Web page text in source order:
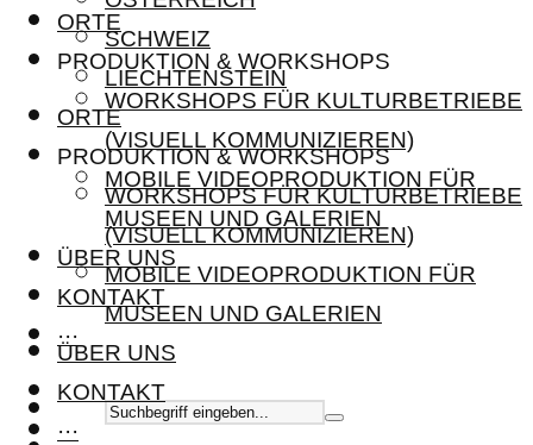
ORTE
PRODUKTION & WORKSHOPS
WORKSHOPS FÜR KULTURBETRIEBE
(VISUELL KOMMUNIZIEREN)
MOBILE VIDEOPRODUKTION FÜR
MUSEEN UND GALERIEN
ÜBER UNS
KONTAKT
···
SCHWEIZ
LIECHTENSTEIN
ORTE
PRODUKTION & WORKSHOPS
WORKSHOPS FÜR KULTURBETRIEBE
(VISUELL KOMMUNIZIEREN)
MOBILE VIDEOPRODUKTION FÜR
MUSEEN UND GALERIEN
ÜBER UNS
KONTAKT
···